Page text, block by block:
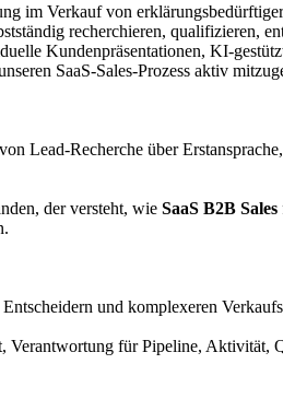
im Verkauf von
recherchieren, qualifizieren,
Kundenpräsentationen, KI-
SaaS-Sales-Prozess aktiv
Lead-Recherche über
der versteht, wie SaaS B2B Sales
und komplexeren
Verantwortung für Pipeline, Aktivität,